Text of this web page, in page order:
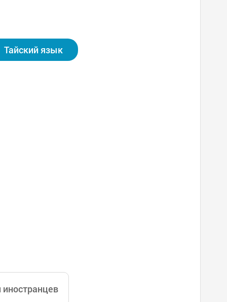
задачами являются искоренение опе
управляя дифференцированными поме
центра.
Тайский язык